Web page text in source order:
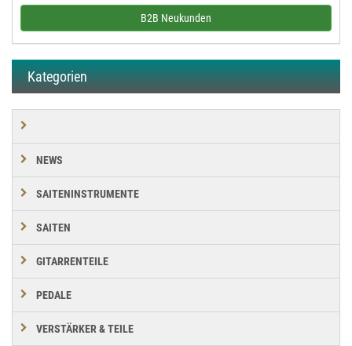
B2B Neukunden
Kategorien
NEWS
SAITENINSTRUMENTE
SAITEN
GITARRENTEILE
PEDALE
VERSTÄRKER & TEILE